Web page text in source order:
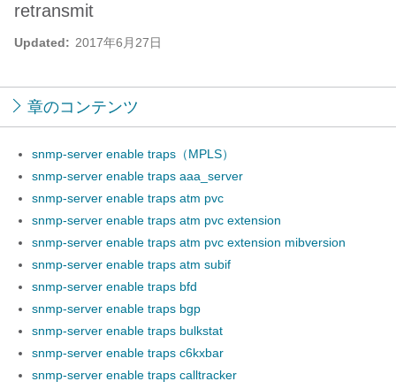
Updated: 2017年6月27日
retransmit
章のコンテンツ
snmp-server enable traps（MPLS）
snmp-server enable traps aaa_server
snmp-server enable traps atm pvc
snmp-server enable traps atm pvc extension
snmp-server enable traps atm pvc extension mibversion
snmp-server enable traps atm subif
snmp-server enable traps bfd
snmp-server enable traps bgp
snmp-server enable traps bulkstat
snmp-server enable traps c6kxbar
snmp-server enable traps calltracker